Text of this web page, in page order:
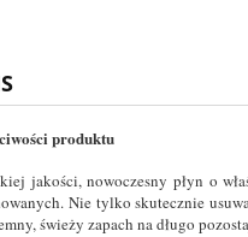
produktu
jakości, nowoczesny płyn o
Nie tylko skutecznie
świeży zapach na długo